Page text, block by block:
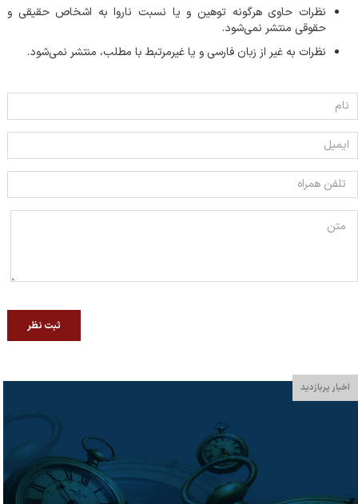
نظرات حاوی هرگونه توهین و یا نسبت ناروا به اشخاص حقیقی و
حقوقی منتشر نمی‌شود.
نظرات به غیر از زبان فارسی و یا غیر‌مرتبط با مطلب، منتشر نمی‌شود.
ثبت نظر
اخبار پربازدید